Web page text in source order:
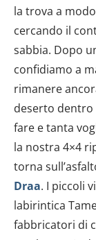
la trova a
cercando il
sabbia. Dopo
confidiamo a
rimanere
deserto dentro
fare e tanta
la nostra 4×4
torna
Draa. I piccoli
labirintica
fabbricatori di